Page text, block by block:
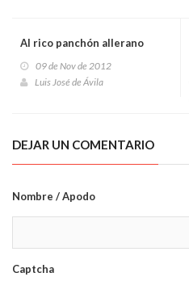
Al rico panchón allerano
09 de Nov de 2012
Luis José de Ávila
DEJAR UN COMENTARIO
Nombre / Apodo
Captcha